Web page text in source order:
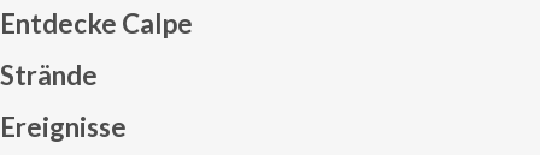
Entdecke Calpe
Strände
Ereignisse